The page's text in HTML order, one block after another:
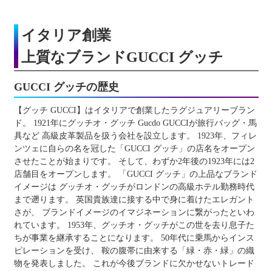
イタリア創業
上質なブランドGUCCI グッチ
GUCCI グッチの歴史
【グッチ GUCCI】はイタリアで創業したラグジュアリーブラン
ド。 1921年にグッチオ・グッチ Gucdo GUCCIが旅行バッグ・馬
具など 高級皮革製品を扱う会社を設立します。 1923年、フィレ
ンツェに自らの名を冠した「GUCCI グッチ」の店名をオープン
させたことが始まりです。 そして、わずか2年後の1923年には2
店舗目をオープンします。 「GUCCI グッチ」の上品なブランド
イメージは グッチオ・グッチがロンドンの高級ホテル勤務時代
まで遡ります。 英国貴族達に接する中で身に着けたエレガント
さが、 ブランドイメージのイマジネーションに繋がったといわ
れています。 1953年、グッチオ・グッチがこの世を去り息子た
ちが事業を継承することになります。 50年代に乗馬からインス
ピレーションを受け、 鞍の腹帯に由来する「緑・赤・緑」の織
物を発表しました。 これが今後ブランドに欠かせないトレード